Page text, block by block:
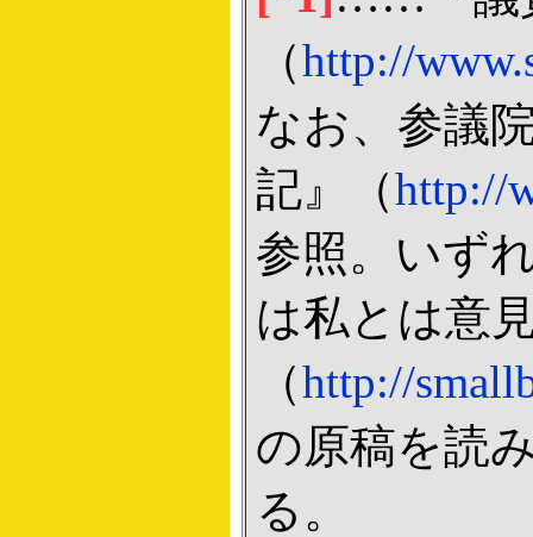
（http://
なお、参議
記』（http://
参照。いず
は私とは意
（http://
の原稿を読
る。